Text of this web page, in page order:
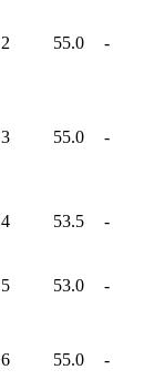
2 55.0 -
3 55.0 -
4 53.5 -
5 53.0 -
6 55.0 -